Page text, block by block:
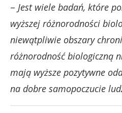
– Jest wiele badań, które
wyższej różnorodności
niewątpliwie obszary
różnorodność biologiczną
mają wyższe pozytywne
na dobre samopoczucie